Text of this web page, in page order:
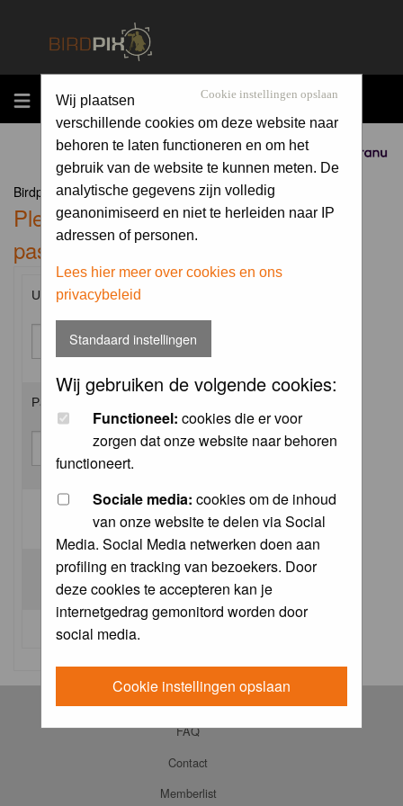
MENU
Sponsored by
Cookie instellingen opslaan
Wij plaatsen
verschillende cookies om deze website naar
behoren te laten functioneren en om het
gebruik van de website te kunnen meten. De
analytische gegevens zijn volledig
geanonimiseerd en niet te herleiden naar IP
adressen of personen.
Lees hier meer over cookies en ons
privacybeleid
Standaard instellingen
Wij gebruiken de volgende cookies:
Functioneel: cookies die er voor
zorgen dat onze website naar behoren
functioneert.
Sociale media: cookies om de inhoud
van onze website te delen via Social
Media. Social Media netwerken doen aan
profiling en tracking van bezoekers. Door
deze cookies te accepteren kan je
internetgedrag gemonitord worden door
social media.
Cookie instellingen opslaan
Birdpix.nl Forum Index
Please enter your username and
password to log in.
Username:
Password:
Log me on automatically each visit:
I forgot my password
FAQ
Contact
Memberlist